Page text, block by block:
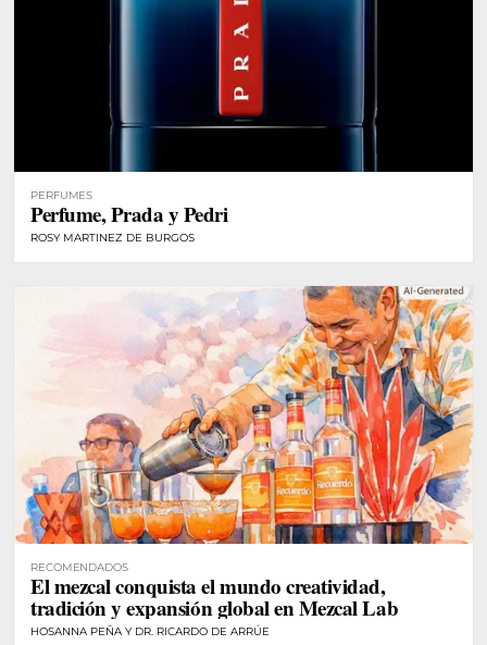
PERFUMES
Perfume, Prada y Pedri
ROSY MARTINEZ DE BURGOS
RECOMENDADOS
El mezcal conquista el mundo creatividad,
tradición y expansión global en Mezcal Lab
HOSANNA PEÑA Y DR. RICARDO DE ARRÚE